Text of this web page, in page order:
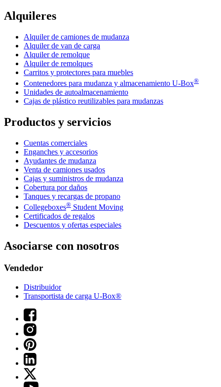
Alquileres
Alquiler de camiones de mudanza
Alquiler de van de carga
Alquiler de remolque
Alquiler de remolques
Carritos y protectores para muebles
Contenedores para mudanza y almacenamiento U-Box®
Unidades de autoalmacenamiento
Cajas de plástico reutilizables para mudanzas
Productos y servicios
Cuentas comerciales
Enganches y accesorios
Ayudantes de mudanza
Venta de camiones usados
Cajas y suministros de mudanza
Cobertura por daños
Tanques y recargas de propano
Collegeboxes® Student Moving
Certificados de regalos
Descuentos y ofertas especiales
Asociarse con nosotros
Vendedor
Distribuidor
Transportista de carga U-Box®